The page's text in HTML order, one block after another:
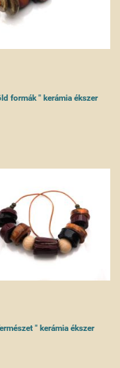
formák " kerámia ékszer
" kerámia ékszer